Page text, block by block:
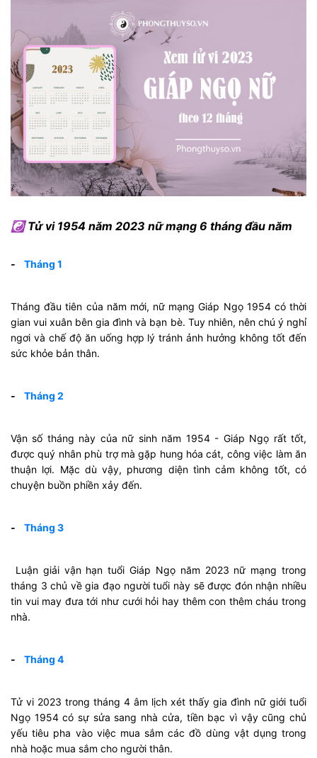
☯ Tử vi 1954 năm 2023 nữ mạng 6 tháng đầu năm
- Tháng 1
Tháng đầu tiên của năm mới, nữ mạng Giáp Ngọ 1954 có thời
gian vui xuân bên gia đình và bạn bè. Tuy nhiên, nên chú ý nghỉ
ngơi và chế độ ăn uống hợp lý tránh ảnh hưởng không tốt đến
sức khỏe bản thân.
- Tháng 2
Vận số tháng này của nữ sinh năm 1954 - Giáp Ngọ rất tốt,
được quý nhân phù trợ mà gặp hung hóa cát, công việc làm ăn
thuận lợi. Mặc dù vậy, phương diện tình cảm không tốt, có
chuyện buồn phiền xảy đến.
- Tháng 3
Luận giải vận hạn tuổi Giáp Ngọ năm 2023 nữ mạng trong
tháng 3 chủ về gia đạo người tuổi này sẽ được đón nhận nhiều
tin vui may đưa tới như cưới hỏi hay thêm con thêm cháu trong
nhà.
- Tháng 4
Tử vi 2023 trong tháng 4 âm lịch xét thấy gia đình nữ giới tuổi
Ngọ 1954 có sự sửa sang nhà cửa, tiền bạc vì vậy cũng chủ
yếu tiêu pha vào việc mua sắm các đồ dùng vật dụng trong
nhà hoặc mua sắm cho người thân.